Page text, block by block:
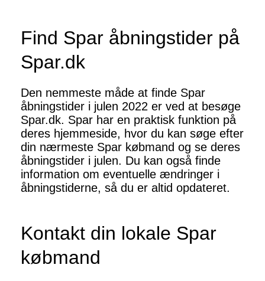
Find Spar åbningstider på
Spar.dk
Den nemmeste måde at finde Spar
åbningstider i julen 2022 er ved at besøge
Spar.dk. Spar har en praktisk funktion på
deres hjemmeside, hvor du kan søge efter
din nærmeste Spar købmand og se deres
åbningstider i julen. Du kan også finde
information om eventuelle ændringer i
åbningstiderne, så du er altid opdateret.
Kontakt din lokale Spar
købmand